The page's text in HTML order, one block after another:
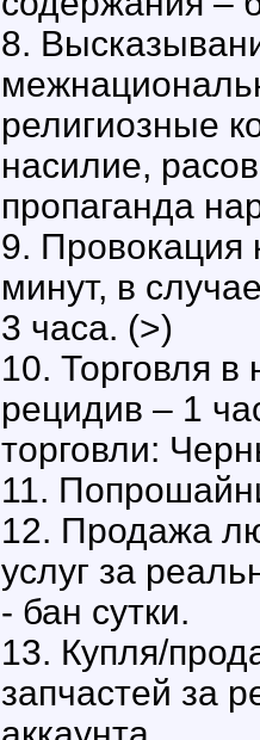
8.
религиозные
насилие,
пропаганда
9. Провокация
минут, в
3 часа. (>)
10. Торговля в
рецидив – 1
торговли:
11.
12. Продажа
услуг за
- бан сутки.
13. Купля/
запчастей за